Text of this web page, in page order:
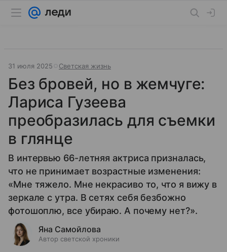
31 июля 2025 Светская жизнь
Без бровей, но в жемчуге:
Лариса Гузеева
преобразилась для съемки
в глянце
В интервью 66-летняя актриса призналась,
что не принимает возрастные изменения:
«Мне тяжело. Мне некрасиво то, что я вижу в
зеркале с утра. В сетях себя безбожно
фотошоплю, все убираю. А почему нет?».
Яна Самойлова
Автор светской хроники